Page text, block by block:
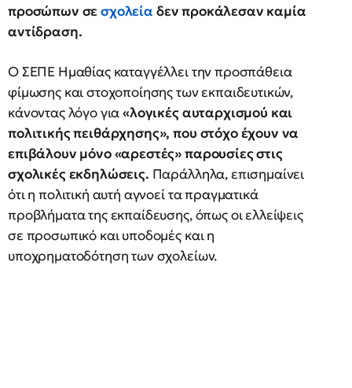
προσώπων σεσχολεία δεν προκάλεσαν καμία
αντίδραση.
Ο ΣΕΠΕ Ημαθίας καταγγέλλει την προσπάθεια
φίμωσης και στοχοποίησης των εκπαιδευτικών,
κάνοντας λόγο για«λογικές αυταρχισμού και
πολιτικής πειθάρχησης», που στόχο έχουν να
επιβάλουν μόνο «αρεστές» παρουσίες στις
σχολικές εκδηλώσεις. Παράλληλα, επισημαίνει
ότι η πολιτική αυτή αγνοεί τα πραγματικά
προβλήματα της εκπαίδευσης, όπως οι ελλείψεις
σε προσωπικό και υποδομές και η
υποχρηματοδότηση των σχολείων.